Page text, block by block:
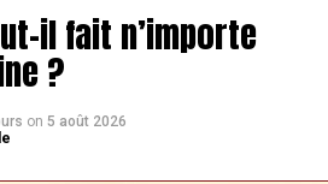
il fait n’importe
?
on 5 août 2026